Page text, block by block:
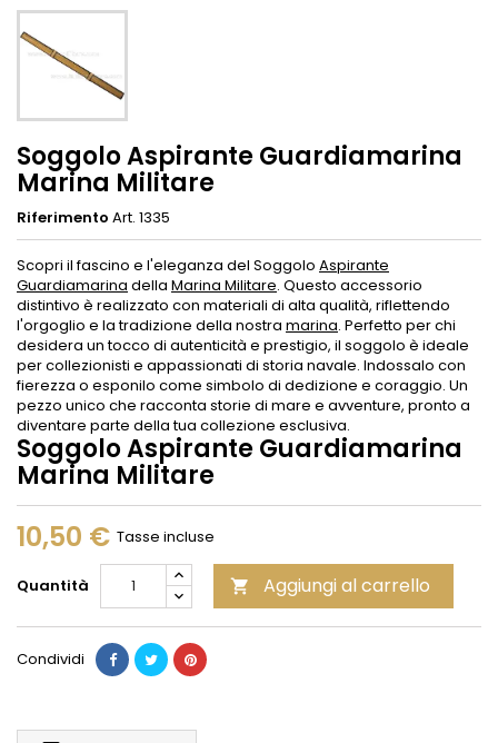
Soggolo Aspirante Guardiamarina
Marina Militare
Riferimento Art. 1335
Scopri il fascino e l'eleganza del Soggolo Aspirante
Guardiamarina della Marina Militare. Questo accessorio
distintivo è realizzato con materiali di alta qualità, riflettendo
l'orgoglio e la tradizione della nostra marina. Perfetto per chi
desidera un tocco di autenticità e prestigio, il soggolo è ideale
per collezionisti e appassionati di storia navale. Indossalo con
fierezza o esponilo come simbolo di dedizione e coraggio. Un
pezzo unico che racconta storie di mare e avventure, pronto a
diventare parte della tua collezione esclusiva.
Soggolo Aspirante Guardiamarina
Marina Militare
10,50 € Tasse incluse
Quantità  Aggiungi al carrello
Condividi